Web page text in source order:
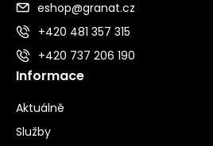
eshop@granat.cz
+420 481 357 315
+420 737 206 190
Informace
Aktuálně
Služby